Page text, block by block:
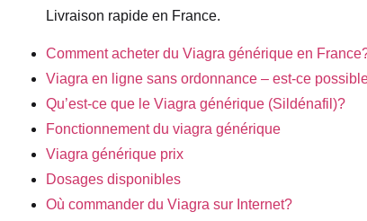
Livraison rapide en France.
Comment acheter du Viagra générique en
Viagra en ligne sans ordonnance – est-ce
Qu’est-ce que le Viagra générique (Sildénafil)?
Fonctionnement du viagra générique
Viagra générique prix
Dosages disponibles
Où commander du Viagra sur Internet?